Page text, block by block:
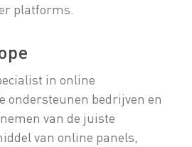
platforms.
in online
ondersteunen bedrijven en
van de juiste
van online panels,